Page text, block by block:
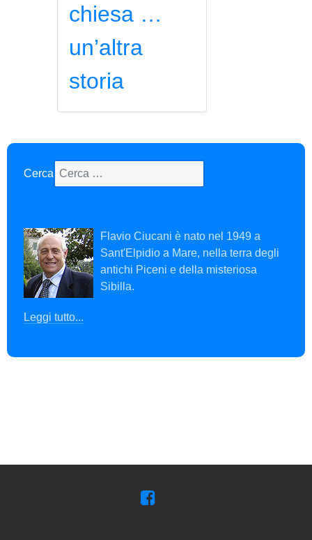
chiesa …
un’altra
storia
Cerca
Flavio Ciucani è nato nel 1949 a
Sant'Elpidio a Mare, nella terra degli
antichi Piceni e della misteriosa
Sibilla.
Leggi tutto...